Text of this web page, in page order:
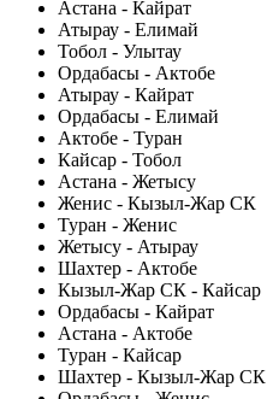
Астана - Кайрат
Атырау - Елимай
Тобол - Улытау
Ордабасы - Актобе
Атырау - Кайрат
Ордабасы - Елимай
Актобе - Туран
Кайсар - Тобол
Астана - Жетысу
Женис - Кызыл-Жар СК
Туран - Женис
Жетысу - Атырау
Шахтер - Актобе
Кызыл-Жар СК - Кайсар
Ордабасы - Кайрат
Астана - Актобе
Туран - Кайсар
Шахтер - Кызыл-Жар СК